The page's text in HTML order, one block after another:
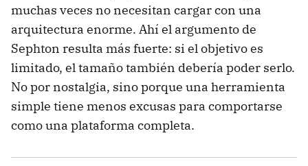
muchas veces no necesitan cargar con una
arquitectura enorme. Ahí el argumento de
Sephton resulta más fuerte: si el objetivo es
limitado, el tamaño también debería poder serlo.
No por nostalgia, sino porque una herramienta
simple tiene menos excusas para comportarse
como una plataforma completa.